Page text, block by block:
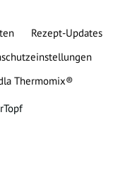
Rezept-Updates
Thermomix®